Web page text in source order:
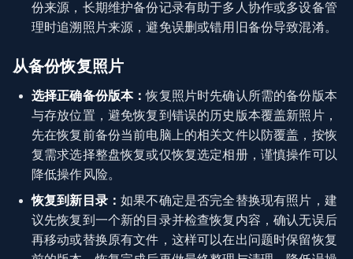
份来源，长期维护备份记录有助于多人协作或多设备管
理时追溯照片来源，避免误删或错用旧备份导致混淆。
从备份恢复照片
选择正确备份版本：恢复照片时先确认所需的备份版本
与存放位置，避免恢复到错误的历史版本覆盖新照片，
先在恢复前备份当前电脑上的相关文件以防覆盖，按恢
复需求选择整盘恢复或仅恢复选定相册，谨慎操作可以
降低操作风险。
恢复到新目录：如果不确定是否完全替换现有照片，建
议先恢复到一个新的目录并检查恢复内容，确认无误后
再移动或替换原有文件，这样可以在出问题时保留恢复